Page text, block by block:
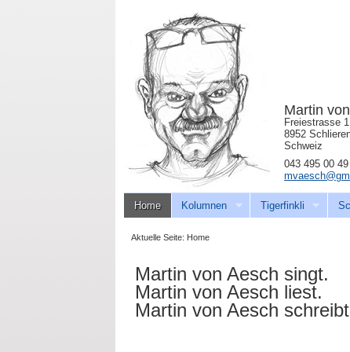
Home Kolumnen Tigerfinkli
Martin
Freiestrasse 1
8952
Schweiz
043 495 00 49
Aktuelle Seite: Home
Martin von Aesch singt.
Martin von Aesch liest.
Martin von Aesch